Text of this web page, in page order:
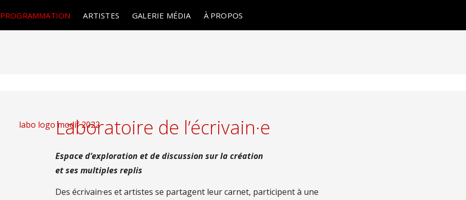
PROGRAMMATION ARTISTES GALERIE MÉDIA À PROPOS
Laboratoire de l’écrivain·e
Espace d’exploration et de discussion sur la création
et ses multiples replis
Des écrivain·es et artistes se partagent leur carnet, participent à une